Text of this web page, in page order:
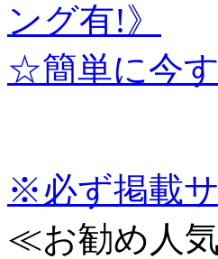
ング有!》
☆簡単に今
※必ず掲載
≪お勧め人